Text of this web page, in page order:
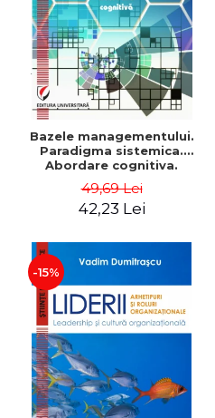
Bazele managementului.
Paradigma sistemica.
Abordare cognitiva.
comportamentala - Vadim
Dumitrascu
49,69 Lei
42,23 Lei
-15%